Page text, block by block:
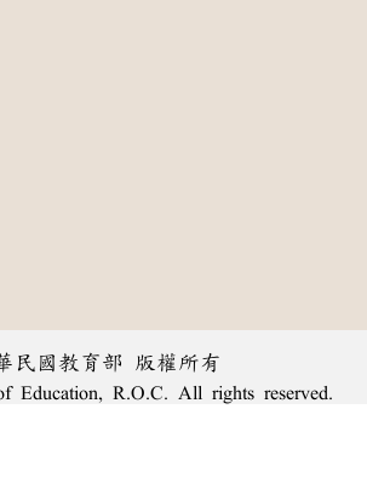
民國教育部 版權所有
Education, R.O.C. All rights reserved.